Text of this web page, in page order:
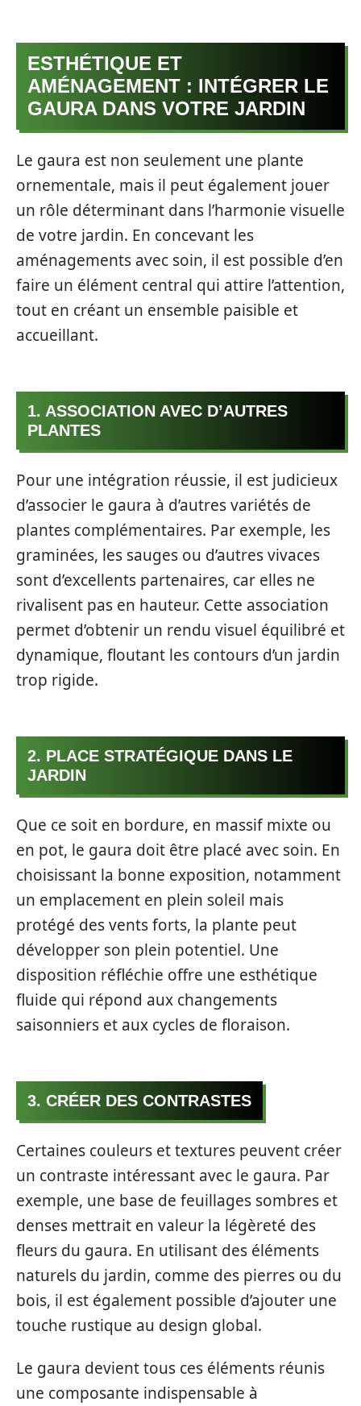
ESTHÉTIQUE ET
AMÉNAGEMENT : INTÉGRER LE
GAURA DANS VOTRE JARDIN
Le gaura est non seulement une plante
ornementale, mais il peut également jouer
un rôle déterminant dans l’harmonie visuelle
de votre jardin. En concevant les
aménagements avec soin, il est possible d’en
faire un élément central qui attire l’attention,
tout en créant un ensemble paisible et
accueillant.
1. ASSOCIATION AVEC D’AUTRES
PLANTES
Pour une intégration réussie, il est judicieux
d’associer le gaura à d’autres variétés de
plantes complémentaires. Par exemple, les
graminées, les sauges ou d’autres vivaces
sont d’excellents partenaires, car elles ne
rivalisent pas en hauteur. Cette association
permet d’obtenir un rendu visuel équilibré et
dynamique, floutant les contours d’un jardin
trop rigide.
2. PLACE STRATÉGIQUE DANS LE
JARDIN
Que ce soit en bordure, en massif mixte ou
en pot, le gaura doit être placé avec soin. En
choisissant la bonne exposition, notamment
un emplacement en plein soleil mais
protégé des vents forts, la plante peut
développer son plein potentiel. Une
disposition réfléchie offre une esthétique
fluide qui répond aux changements
saisonniers et aux cycles de floraison.
3. CRÉER DES CONTRASTES
Certaines couleurs et textures peuvent créer
un contraste intéressant avec le gaura. Par
exemple, une base de feuillages sombres et
denses mettrait en valeur la légèreté des
fleurs du gaura. En utilisant des éléments
naturels du jardin, comme des pierres ou du
bois, il est également possible d’ajouter une
touche rustique au design global.
Le gaura devient tous ces éléments réunis
une composante indispensable à